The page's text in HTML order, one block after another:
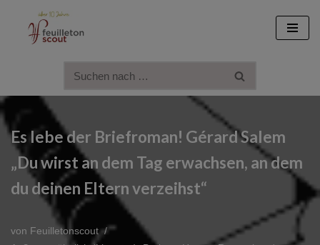
Zum
Es lebe der Briefroman! Gérard Salem
„Du wirst an dem Tag erwachsen, an dem
du deinen Eltern verzeihst“
von Feuilletonscout